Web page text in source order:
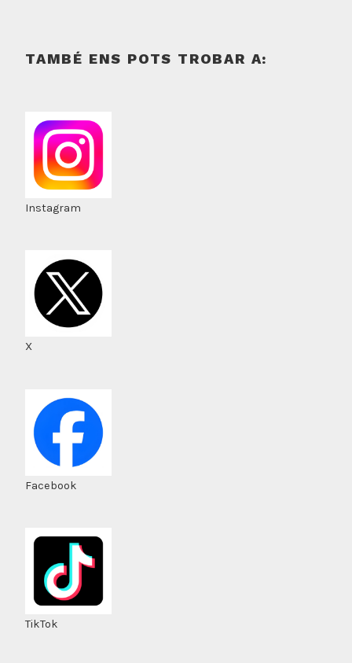
TAMBÉ ENS POTS TROBAR A:
Instagram
X
Facebook
TikTok